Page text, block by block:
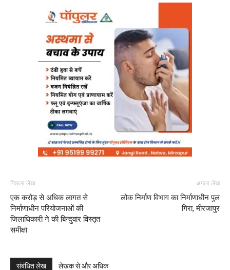
पिछला लेख
एक करोड़ से अधिक लागत से
निर्माणाधीन परियोजनाओं की
जिलाधिकारी ने की बिन्दुवार विस्तृत
समीक्षा
अगला लेख
लोक निर्माण विभाग का निर्माणाधीन पुल
गिरा, मीरजापुर
संबंधित लेख लेखक से और अधिक